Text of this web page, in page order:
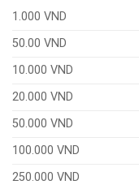
1.000 VND
50.00 VND
10.000 VND
20.000 VND
50.000 VND
100.000 VND
250.000 VND